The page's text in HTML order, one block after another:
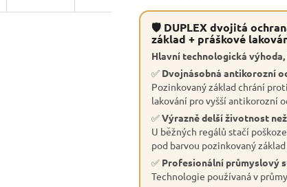
🛡 DUPLEX dvojitá
základ + práškové
Hlavní technologická
✅ Dvojnásobná antikorozní
Pozinkovaný základ chrání
lakování pro vyšší antikorozní
✅Výrazně delší životnost
U běžných regálů stačí
pod barvou pozinkovaný
✅ Profesionální průmyslový
Technologie používaná v